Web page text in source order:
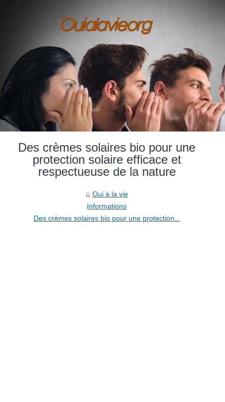
Des crèmes solaires bio pour une
protection solaire efficace et
respectueuse de la nature
Oui à la vie
Informations
Des crèmes solaires bio pour une protection...